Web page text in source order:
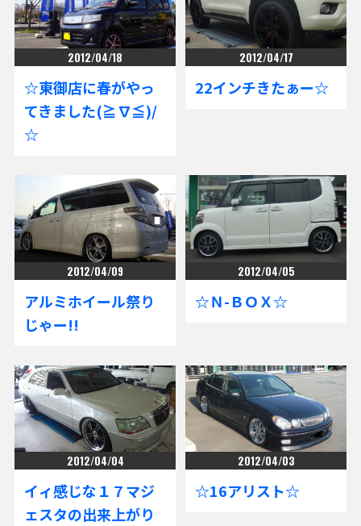
2012/04/18
☆東御店に春がやっ
てきました(≧∇≦)/
☆
2012/04/17
22インチきたぁー☆
2012/04/09
アルミホイール祭り
じゃー!!
2012/04/05
☆Ｎ-ＢＯＸ☆
2012/04/04
イィ感じな１７マジ
ェスタの出来上がり
2012/04/03
☆16アリスト☆